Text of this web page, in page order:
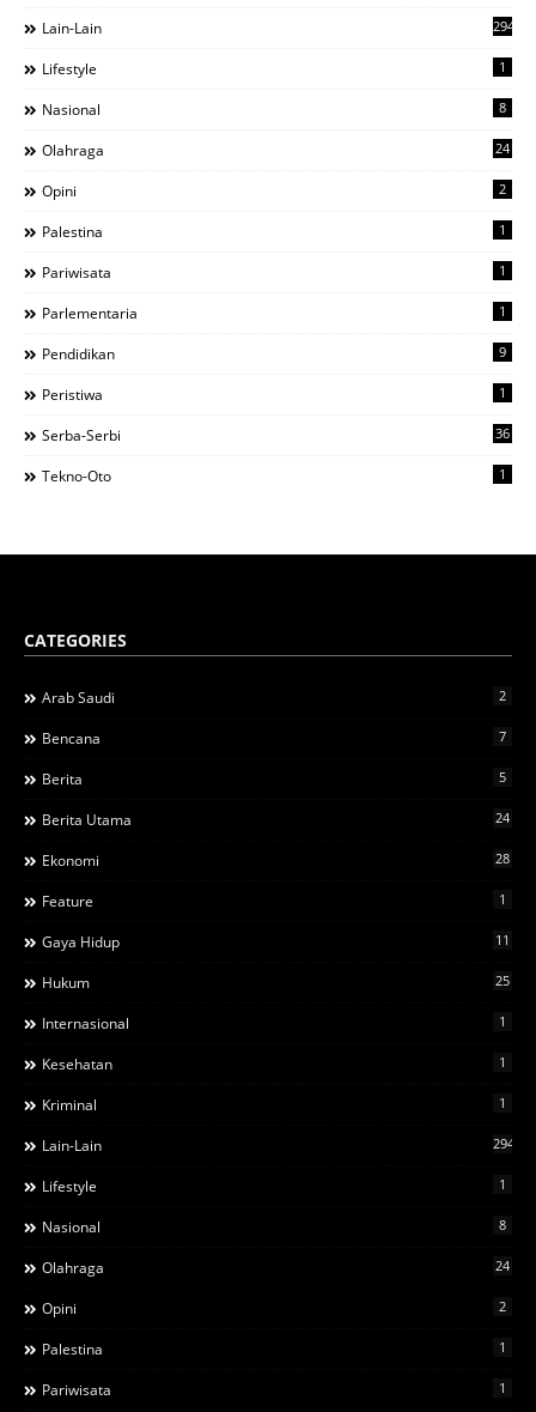
Lain-Lain 294
Lifestyle 1
Nasional 8
Olahraga 24
Opini 2
Palestina 1
Pariwisata 1
Parlementaria 1
Pendidikan 9
Peristiwa 1
Serba-Serbi 36
Tekno-Oto 1
CATEGORIES
Arab Saudi 2
Bencana 7
Berita 5
Berita Utama 24
Ekonomi 28
Feature 1
Gaya Hidup 11
Hukum 25
Internasional 1
Kesehatan 1
Kriminal 1
Lain-Lain 294
Lifestyle 1
Nasional 8
Olahraga 24
Opini 2
Palestina 1
Pariwisata 1